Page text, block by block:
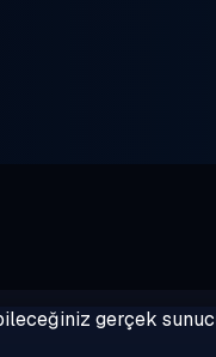
gerçek